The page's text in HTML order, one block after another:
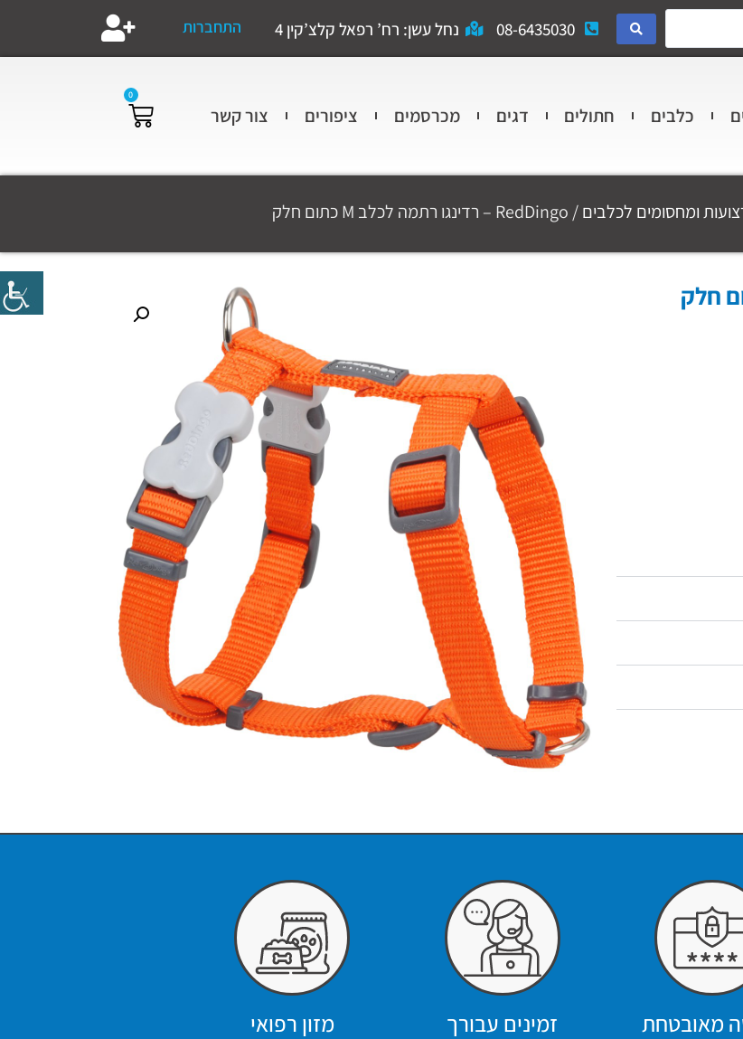
08-6435030 נחל עשן: רח’ רפאל קלצ’קין 4 התחברות
כלבים חתולים דגים מכרסמים ציפורים צור קשר
0
ומחסומים לכלבים/ RedDingo – רדינגו רתמה לכלב M כתום חלק
מאובטחת זמינים עבורך מזון רפואי